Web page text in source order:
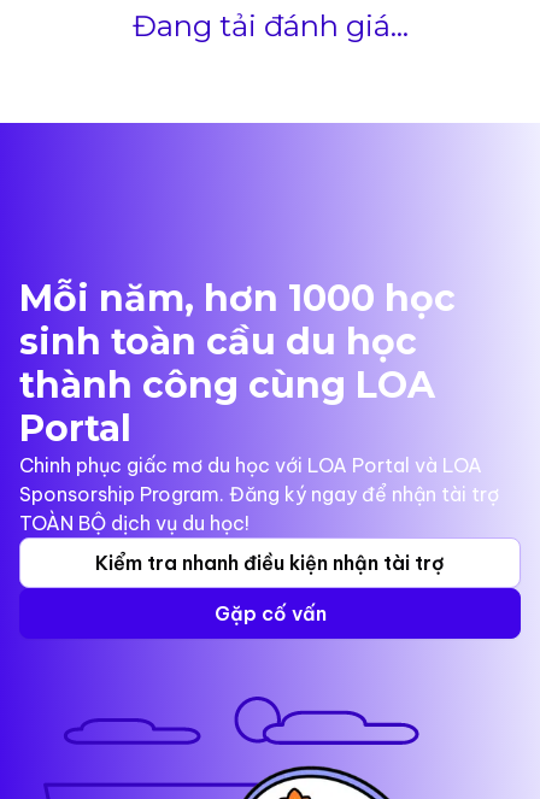
Đang tải đánh giá...
Mỗi năm, hơn 1000 học
sinh toàn cầu du học
thành công cùng LOA
Portal
Chinh phục giấc mơ du học với LOA Portal và LOA
Sponsorship Program. Đăng ký ngay để nhận tài trợ
TOÀN BỘ dịch vụ du học!
Kiểm tra nhanh điều kiện nhận tài trợ
Gặp cố vấn